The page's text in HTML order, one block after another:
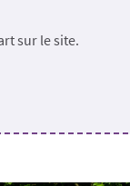
sur le site.